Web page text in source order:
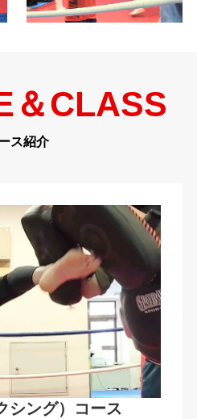
＆CLASS
ス紹介
シング）コース